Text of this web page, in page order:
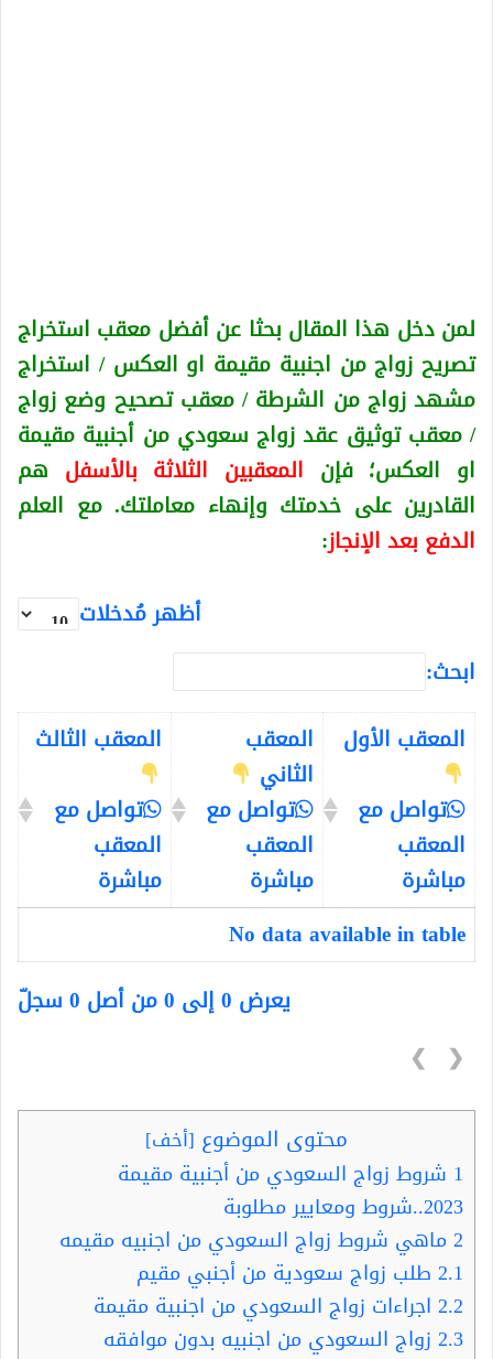
لمن دخل هذا المقال بحثا عن أفضل معقب استخراج
تصريح زواج من اجنبية مقيمة او العكس/ استخراج
مشهد زواج من الشرطة / معقب تصحيح وضع زواج
/ معقب توثيق عقد زواج سعودي من أجنبية مقيمة
او العكس؛ فإن المعقبين الثلاثة بالأسفل هم
القادرين على خدمتك وإنهاء معاملتك. مع العلم
الدفع بعد الإنجاز:
أظهر مُدخلات
ابحث:
المعقب الأول
تواصل مع
المعقب
مباشرة
المعقب
الثاني
تواصل مع
المعقب
مباشرة
المعقب الثالث
تواصل مع
المعقب
مباشرة
No data available in table
يعرض 0 إلى 0 من أصل 0 سجلّ
❮
❯
محتوى الموضوع [أخف]
1 شروط زواج السعودي من أجنبية مقيمة
2023..شروط ومعايير مطلوبة
2ماهي شروط زواج السعودي من اجنبيه مقيمه
2.1 طلب زواج سعودية من أجنبي مقيم
2.2 اجراءات زواج السعودي من اجنبية مقيمة
2.3 زواج السعودي من اجنبيه بدون موافقه